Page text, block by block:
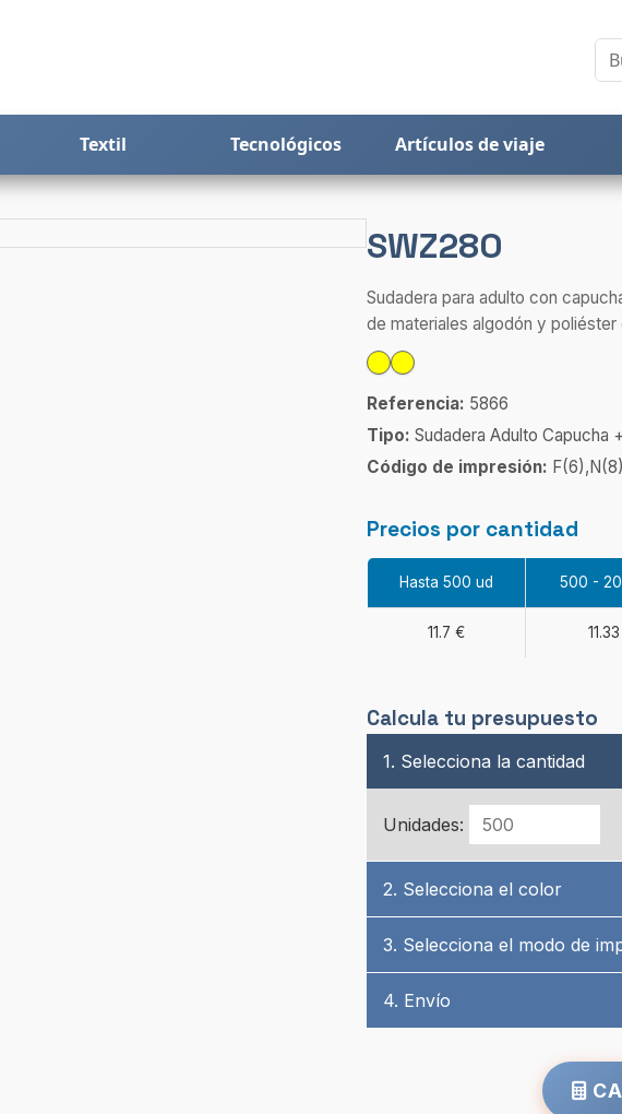
Textil Tecnológicos Artículos de viaje
SWZ280
Sudadera para adulto con
de materiales algodón y poliéster
Referencia: 5866
Tipo: Sudadera Adulto Capucha
Código de impresión:
Precios por cantidad
Hasta 500 ud 500 -
11.7 €
Calcula tu presupuesto
1. Selecciona la cantidad
Unidades:
2. Selecciona el color
3. Selecciona el modo de
4. Envío